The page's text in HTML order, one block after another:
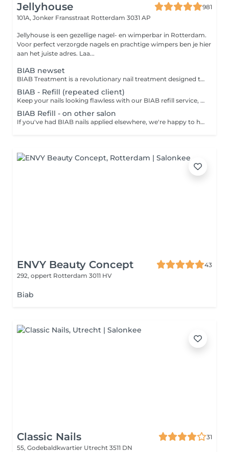
Jellyhouse
981
101A, Jonker Fransstraat Rotterdam 3031 AP
Jellyhouse is een gezellige nagel- en wimperbar in Rotterdam.
Voor perfect verzorgde nagels en prachtige wimpers ben je hier
aan het juiste adres. Laa...
BIAB newset
BIAB Treatment is a revolutionary nail treatment designed to provide extra strength, durability, and a natural look to your nails. This makes it an ideal solution for those looking to enhance the natural beauty of their nails while adding protection and strength.
BIAB - Refill (repeated client)
Keep your nails looking flawless with our BIAB refill service, designed specifically for returning clients. This treatment includes nail reshaping and the application of BIAB to fill in new growth, maintaining both the strength and natural appearance of your nails. Optional gel polish can be added for a polished, personalized finish. It's the perfect way to keep your BIAB nails in top condition. For optimal nail health, we recommend scheduling your refill within 3.5 weeks.
BIAB Refill - on other salon
If you've had BIAB nails applied elsewhere, we're happy to help maintain and refresh them. This refill service includes nail reshaping and applying BIAB to fill in new growth, ensuring your nails stay strong and natural-looking. Optional gel polish can be added for a personalized finish. A great way to extend the life of your BIAB nailsno matter where they were originally done. For best results and healthy nails, BIAB refills should be done within 3.5 weeks.
ENVY Beauty Concept
43
292, oppert Rotterdam 3011 HV
Biab
Classic Nails
31
55, Godebaldkwartier Utrecht 3511 DN